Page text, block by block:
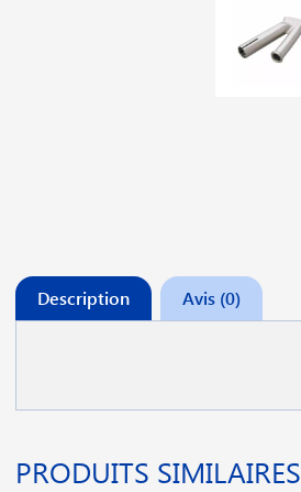
Description Avis (0)
PRODUITS SIMILAIRES